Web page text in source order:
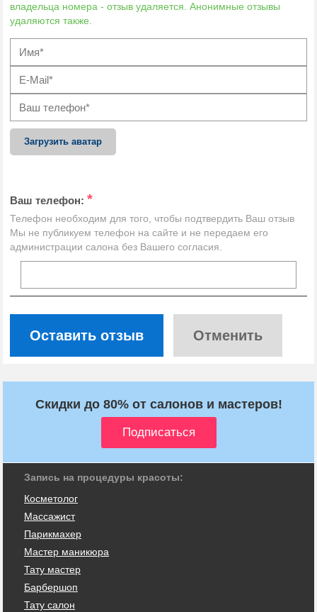
владельца номера - отзыв удаляется. Анонимные отзывы
удаляются также.
Загрузить аватар
Ваш телефон: *
Телефон необходим для того, чтобы подтвердить Ваш отзыв
Мы не публикуем телефон на сайте и не передаем его
администрации салона без Вашего согласия.
Оставить отзыв Отменить
Скидки до 80% от салонов и мастеров!
Запись на процедуры красоты:
Косметолог
Массажист
Парикмахер
Мастер маникюра
Тату мастер
Барбершоп
Тату салон